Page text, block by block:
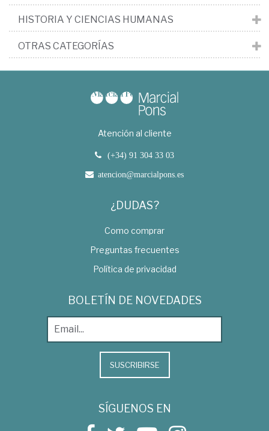
HISTORIA Y CIENCIAS HUMANAS
OTRAS CATEGORÍAS
Atención al cliente
(+34) 91 304 33 03
atencion@marcialpons.es
¿DUDAS?
Como comprar
Preguntas frecuentes
Política de privacidad
BOLETÍN DE NOVEDADES
SUSCRIBIRSE
SÍGUENOS EN